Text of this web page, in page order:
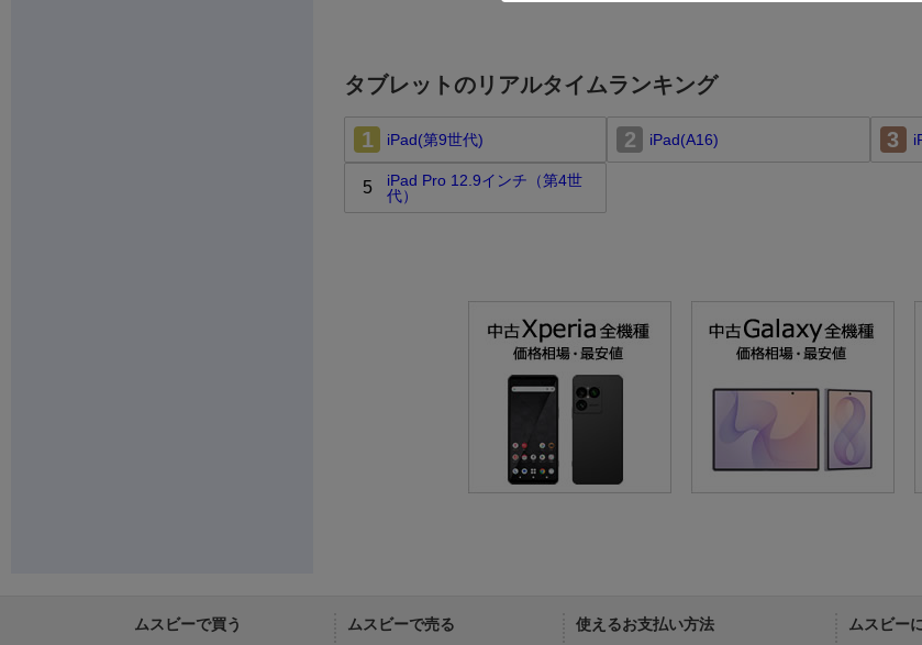
タブレットのリアルタイムランキング
1 iPad(第9世代) 2 iPad(A16) 3
5
iPad Pro 12.9インチ（第4世
代）
ムスビーで買う
ムスビーで売る
使えるお支払い方法
ムスビー